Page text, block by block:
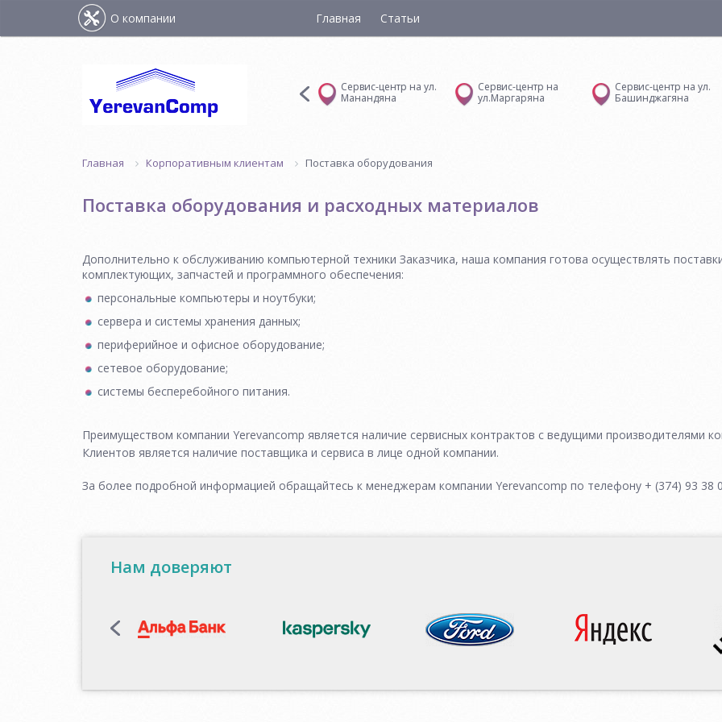
О компании Главная Статьи
Сервис-центр на
ул.Шинарарнери
Сервис-центр на ул.
Манандяна
Сервис-центр на
ул.Маргаряна
Сервис-центр на ул.
Башинджагяна
Главная Корпоративным клиентам Поставка оборудования
Поставка оборудования и расходных материалов
Дополнительно к обслуживанию компьютерной техники Заказчика, наша компания готова осуществлять
комплектующих, запчастей и программного обеспечения:
персональные компьютеры и ноутбуки;
сервера и системы хранения данных;
периферийное и офисное оборудование;
сетевое оборудование;
системы бесперебойного питания.
Преимуществом компании Yerevancomp является наличие сервисных контрактов с ведущими производителями
Клиентов является наличие поставщика и сервиса в лице одной компании.
За более подробной информацией обращайтесь к менеджерам компании Yerevancomp по телефону + (374) 93 38
Нам доверяют